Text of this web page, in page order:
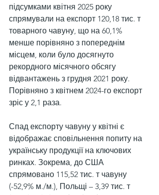
підсумками квітня 2025 року
спрямували на експорт 120,18 тис. т
товарного чавуну, що на 60,1%
менше порівняно з попереднім
місцем, коли було досягнуто
рекордного місячного обсягу
відвантажень з грудня 2021 року.
Порівняно з квітнем 2024-го експорт
зріс у 2,1 раза.
Спад експорту чавуну у квітні є
відображає сповільнення попиту на
українську продукції на ключових
ринках. Зокрема, до США
спрямовано 115,52 тис. т чавуну
(-52,9% м./м.), Польщі – 3,39 тис. т